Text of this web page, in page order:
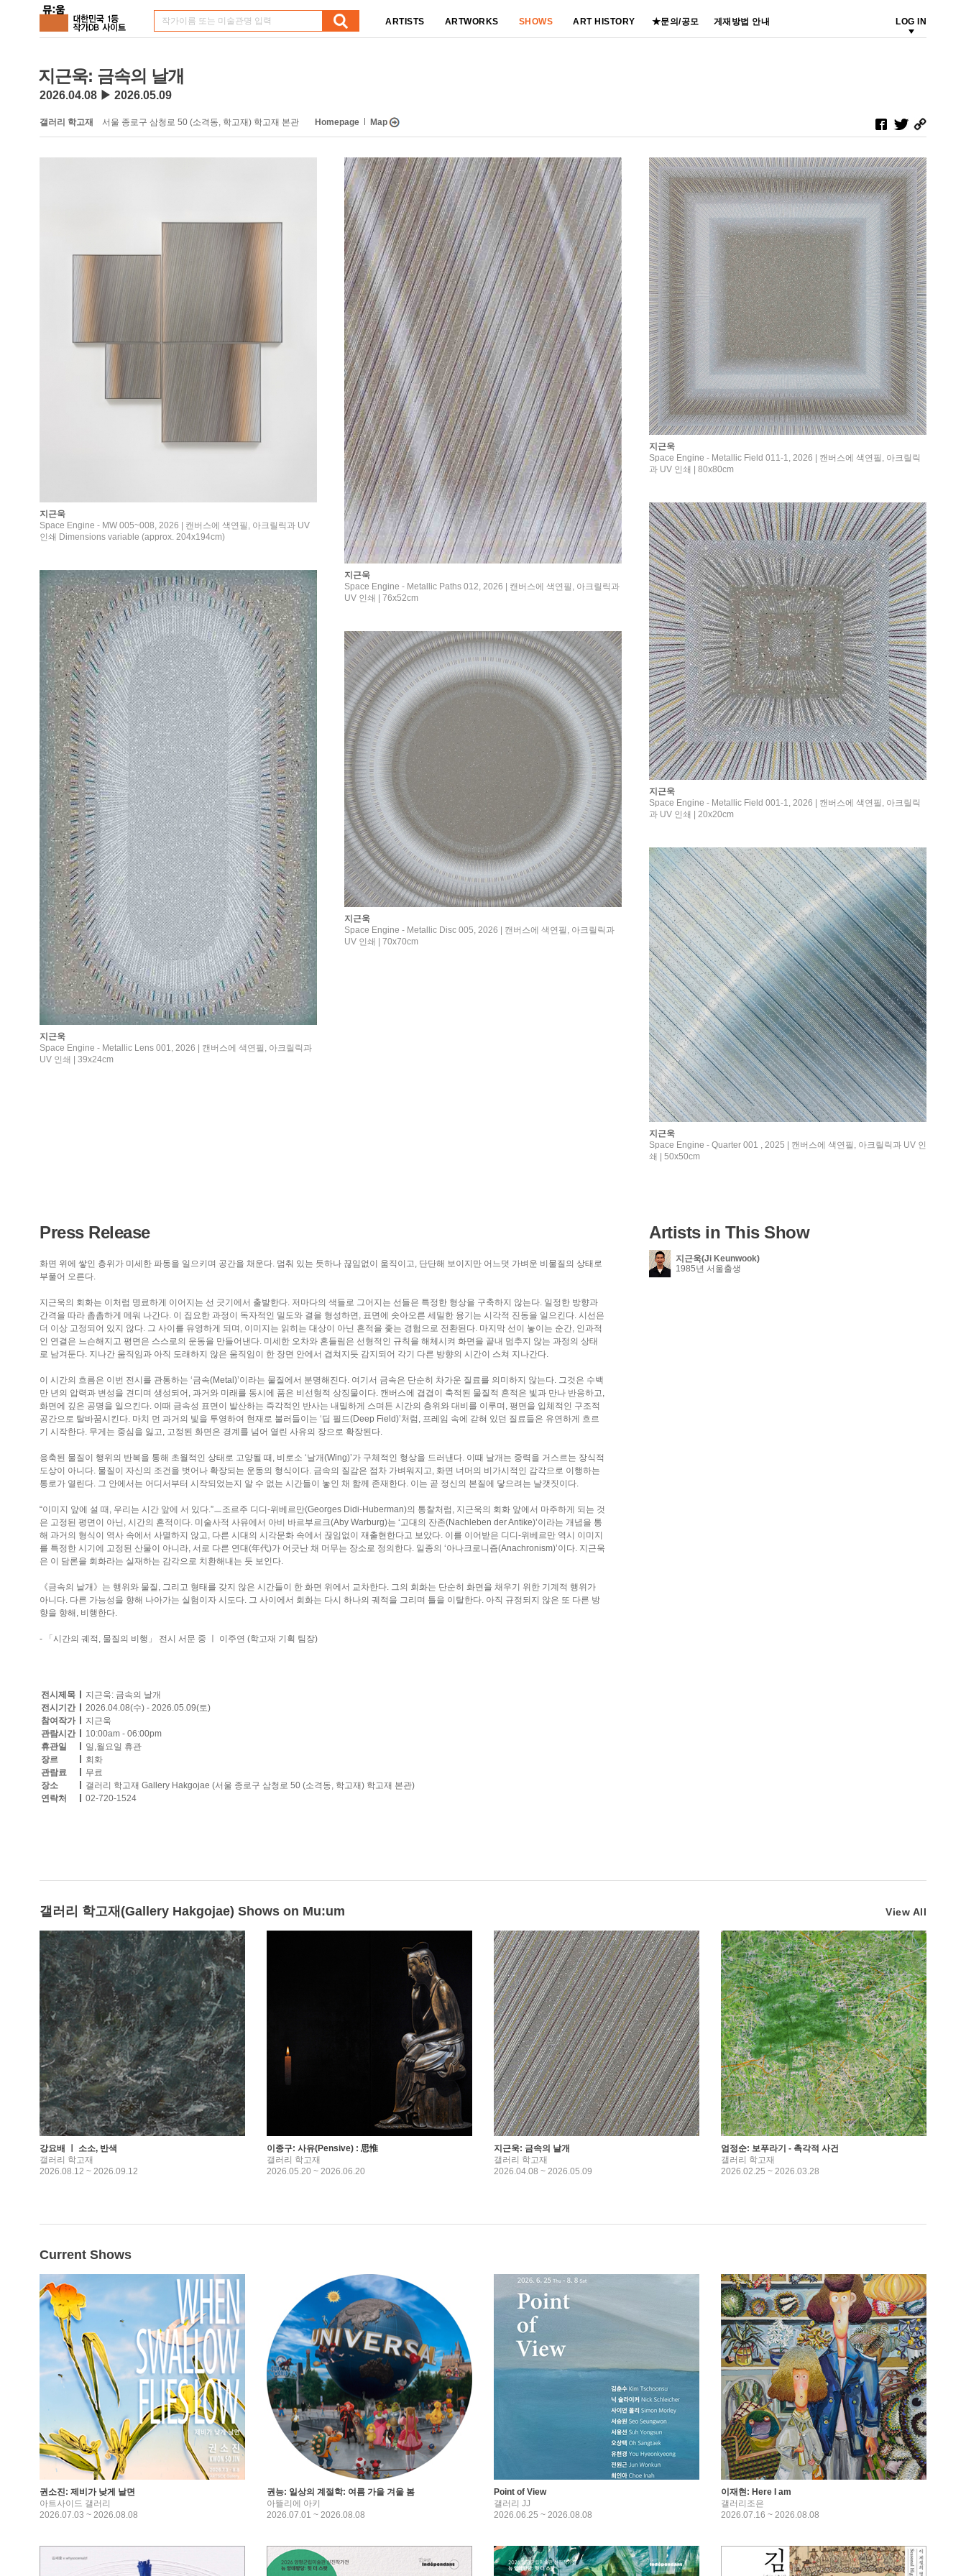
ARTISTS ARTWORKS SHOWS ART HISTORY ★문의/공모 게재방법 안내 LOG IN
지근욱: 금속의 날개
2026.04.08 ▶ 2026.05.09
갤러리 학고재 서울 종로구 삼청로 50 (소격동, 학고재) 학고재 본관 Homepage Map
지근욱
Space Engine - MW 005~008, 2026 | 캔버스에 색연필, 아크릴릭과 UV
인쇄 Dimensions variable (approx. 204x194cm)
지근욱
Space Engine - Metallic Paths 012, 2026 | 캔버스에 색연필, 아크릴릭과
UV 인쇄 | 76x52cm
지근욱
Space Engine - Metallic Field 011-1, 2026 | 캔버스에 색연필, 아크릴릭
과 UV 인쇄 | 80x80cm
지근욱
Space Engine - Metallic Field 001-1, 2026 | 캔버스에 색연필, 아크릴릭
과 UV 인쇄 | 20x20cm
지근욱
Space Engine - Metallic Lens 001, 2026 | 캔버스에 색연필, 아크릴릭과
UV 인쇄 | 39x24cm
지근욱
Space Engine - Metallic Disc 005, 2026 | 캔버스에 색연필, 아크릴릭과
UV 인쇄 | 70x70cm
지근욱
Space Engine - Quarter 001 , 2025 | 캔버스에 색연필, 아크릴릭과 UV 인
쇄 | 50x50cm
Press Release
화면 위에 쌓인 층위가 미세한 파동을 일으키며 공간을 채운다. 멈춰 있는 듯하나 끊임없이 움직이고, 단단해 보이지만 어느덧 가벼운 비물질의 상태로
부풀어 오른다.
지근욱의 회화는 이처럼 명료하게 이어지는 선 긋기에서 출발한다. 저마다의 색들로 그어지는 선들은 특정한 형상을 구축하지 않는다. 일정한 방향과
간격을 따라 촘촘하게 메워 나간다. 이 집요한 과정이 독자적인 밀도와 결을 형성하면, 표면에 솟아오른 세밀한 융기는 시각적 진동을 일으킨다. 시선은
더 이상 고정되어 있지 않다. 그 사이를 유영하게 되며, 이미지는 읽히는 대상이 아닌 흔적을 좇는 경험으로 전환된다. 마지막 선이 놓이는 순간, 인과적
인 연결은 느슨해지고 평면은 스스로의 운동을 만들어낸다. 미세한 오차와 흔들림은 선형적인 규칙을 해체시켜 화면을 끝내 멈추지 않는 과정의 상태
로 남겨둔다. 지나간 움직임과 아직 도래하지 않은 움직임이 한 장면 안에서 겹쳐지듯 감지되어 각기 다른 방향의 시간이 스쳐 지나간다.
이 시간의 흐름은 이번 전시를 관통하는 ‘금속(Metal)’이라는 물질에서 분명해진다. 여기서 금속은 단순히 차가운 질료를 의미하지 않는다. 그것은 수백
만 년의 압력과 변성을 견디며 생성되어, 과거와 미래를 동시에 품은 비선형적 상징물이다. 캔버스에 겹겹이 축적된 물질적 흔적은 빛과 만나 반응하고,
화면에 깊은 공명을 일으킨다. 이때 금속성 표면이 발산하는 즉각적인 반사는 내밀하게 스며든 시간의 층위와 대비를 이루며, 평면을 입체적인 구조적
공간으로 탈바꿈시킨다. 마치 먼 과거의 빛을 투영하여 현재로 불러들이는 ‘딥 필드(Deep Field)’처럼, 프레임 속에 갇혀 있던 질료들은 유연하게 흐르
기 시작한다. 무게는 중심을 잃고, 고정된 화면은 경계를 넘어 열린 사유의 장으로 확장된다.
응축된 물질이 행위의 반복을 통해 초월적인 상태로 고양될 때, 비로소 ‘날개(Wing)’가 구체적인 형상을 드러낸다. 이때 날개는 중력을 거스르는 장식적
도상이 아니다. 물질이 자신의 조건을 벗어나 확장되는 운동의 형식이다. 금속의 질감은 점차 가벼워지고, 화면 너머의 비가시적인 감각으로 이행하는
통로가 열린다. 그 안에서는 어디서부터 시작되었는지 알 수 없는 시간들이 놓인 채 함께 존재한다. 이는 곧 정신의 본질에 닿으려는 날갯짓이다.
“이미지 앞에 설 때, 우리는 시간 앞에 서 있다.”ㅡ조르주 디디-위베르만(Georges Didi-Huberman)의 통찰처럼, 지근욱의 회화 앞에서 마주하게 되는 것
은 고정된 평면이 아닌, 시간의 흔적이다. 미술사적 사유에서 아비 바르부르크(Aby Warburg)는 ‘고대의 잔존(Nachleben der Antike)’이라는 개념을 통
해 과거의 형식이 역사 속에서 사멸하지 않고, 다른 시대의 시각문화 속에서 끊임없이 재출현한다고 보았다. 이를 이어받은 디디-위베르만 역시 이미지
를 특정한 시기에 고정된 산물이 아니라, 서로 다른 연대(年代)가 어긋난 채 머무는 장소로 정의한다. 일종의 ‘아나크로니즘(Anachronism)’이다. 지근욱
은 이 담론을 회화라는 실재하는 감각으로 치환해내는 듯 보인다.
《금속의 날개》는 행위와 물질, 그리고 형태를 갖지 않은 시간들이 한 화면 위에서 교차한다. 그의 회화는 단순히 화면을 채우기 위한 기계적 행위가
아니다. 다른 가능성을 향해 나아가는 실험이자 시도다. 그 사이에서 회화는 다시 하나의 궤적을 그리며 틀을 이탈한다. 아직 규정되지 않은 또 다른 방
향을 향해, 비행한다.
- 「시간의 궤적, 물질의 비행」 전시 서문 중 ㅣ 이주연 (학고재 기획 팀장)
전시제목
지근욱: 금속의 날개
전시기간
2026.04.08(수) - 2026.05.09(토)
참여작가
지근욱
관람시간
10:00am - 06:00pm
휴관일
일,월요일 휴관
장르
회화
관람료
무료
장소
갤러리 학고재 Gallery Hakgojae (서울 종로구 삼청로 50 (소격동, 학고재) 학고재 본관)
연락처
02-720-1524
Artists in This Show
지근욱(Ji Keunwook)
1985년 서울출생
갤러리 학고재(Gallery Hakgojae) Shows on Mu:um View All
강요배 ㅣ 소소, 반색
갤러리 학고재
2026.08.12 ~ 2026.09.12
이종구: 사유(Pensive) : 思惟
갤러리 학고재
2026.05.20 ~ 2026.06.20
지근욱: 금속의 날개
갤러리 학고재
2026.04.08 ~ 2026.05.09
엄정순: 보푸라기 - 촉각적 사건
갤러리 학고재
2026.02.25 ~ 2026.03.28
Current Shows
권소진: 제비가 낮게 날면
아트사이드 갤러리
2026.07.03 ~ 2026.08.08
권능: 일상의 계절학: 여름 가을 겨울 봄
아뜰리에 아키
2026.07.01 ~ 2026.08.08
Point of View
갤러리 JJ
2026.06.25 ~ 2026.08.08
이재현: Here I am
갤러리조은
2026.07.16 ~ 2026.08.08